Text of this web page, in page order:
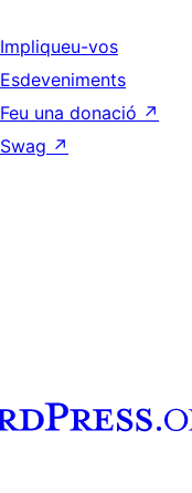
Impliqueu-vos
Esdeveniments
Feu una donació ↗
Swag ↗